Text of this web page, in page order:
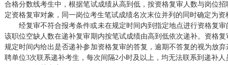
合格分数线考生中，根据笔试成绩从高到低，按资格复审人数与岗位
定资格复审对象，同一岗位考生笔试成绩名次末位并列的同时确定为资
经复审不符合报考条件或未在规定时间内到指定地点进行资格复
该职位空缺人数在递补复审期内按笔试成绩由高到低依次递补。资格
规定时间内给出是否递补参加资格复审的答复，逾期不答复的视为放
聘单位3次联系递补考生，每次间隔2小时及以上，均无法联系到递补